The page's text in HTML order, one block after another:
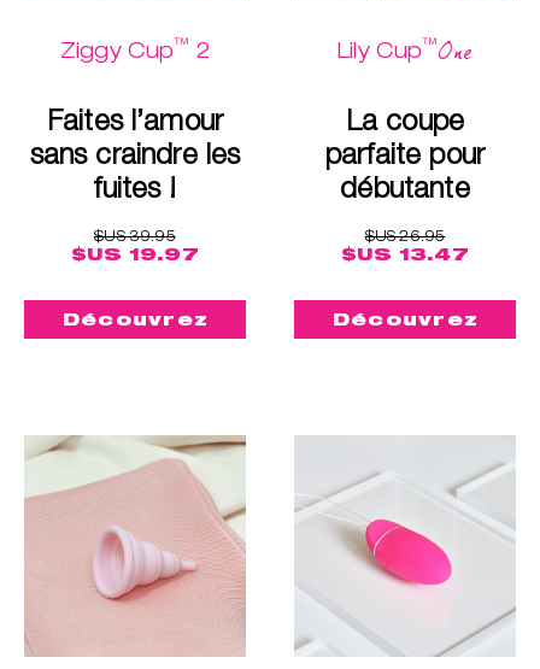
Ziggy Cup™ 2
Faites l’amour
sans craindre les
fuites !
$US 39.95
$US 19.97
Découvrez
Lily Cup™One
La coupe
parfaite pour
débutante
$US 26.95
$US 13.47
Découvrez